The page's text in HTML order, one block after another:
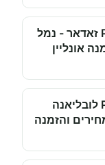
השכרת קרוואנים - Petroni זאדאר - נמל
אונליין
השכרת קרוואנים - Petroni לובליאנה
והזמנה